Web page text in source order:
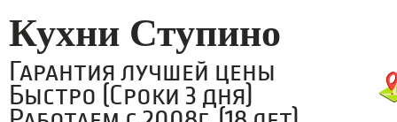
Кухни Ступино
Гарантия лучшей цены
Быстро (Сроки 3 дня)